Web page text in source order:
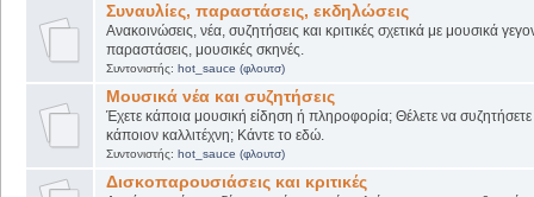
Συναυλίες, παραστάσεις, εκδηλώσεις
Ανακοινώσεις, νέα, συζητήσεις και κριτικές σχετικά με μουσικά
παραστάσεις, μουσικές σκηνές.
Συντονιστής: hot_sauce (φλουτσ)
Μουσικά νέα και συζητήσεις
Έχετε κάποια μουσική είδηση ή πληροφορία; Θέλετε να
κάποιον καλλιτέχνη; Κάντε το εδώ.
Συντονιστής: hot_sauce (φλουτσ)
Δισκοπαρουσιάσεις και κριτικές